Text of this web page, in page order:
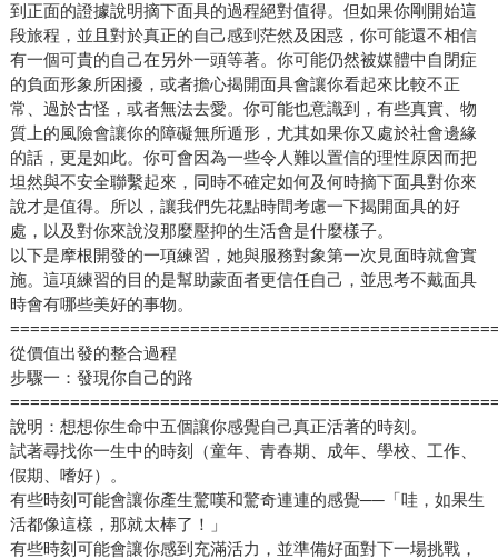
到正面的證據說明摘下面具的過程絕對值得。但如果你剛開始這
段旅程，並且對於真正的自己感到茫然及困惑，你可能還不相信
有一個可貴的自己在另外一頭等著。你可能仍然被媒體中自閉症
的負面形象所困擾，或者擔心揭開面具會讓你看起來比較不正
常、過於古怪，或者無法去愛。你可能也意識到，有些真實、物
質上的風險會讓你的障礙無所遁形，尤其如果你又處於社會邊緣
的話，更是如此。你可會因為一些令人難以置信的理性原因而把
坦然與不安全聯繫起來，同時不確定如何及何時摘下面具對你來
說才是值得。所以，讓我們先花點時間考慮一下揭開面具的好
處，以及對你來說沒那麼壓抑的生活會是什麼樣子。
以下是摩根開發的一項練習，她與服務對象第一次見面時就會實
施。這項練習的目的是幫助蒙面者更信任自己，並思考不戴面具
時會有哪些美好的事物。
從價值出發的整合過程
步驟一：發現你自己的路
說明：想想你生命中五個讓你感覺自己真正活著的時刻。
試著尋找你一生中的時刻（童年、青春期、成年、學校、工作、
假期、嗜好）。
有些時刻可能會讓你產生驚嘆和驚奇連連的感覺──「哇，如果生
活都像這樣，那就太棒了！」
有些時刻可能會讓你感到充滿活力，並準備好面對下一場挑戰，